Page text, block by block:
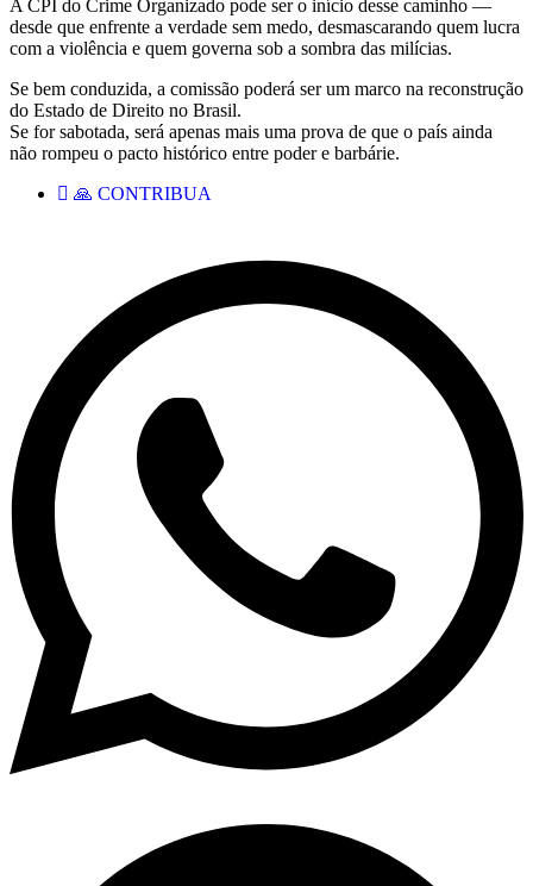
A CPI do Crime Organizado pode ser o início desse caminho —
desde que enfrente a verdade sem medo, desmascarando quem lucra
com a violência e quem governa sob a sombra das milícias.
Se bem conduzida, a comissão poderá ser um marco na reconstrução
do Estado de Direito no Brasil.
Se for sabotada, será apenas mais uma prova de que o país ainda
não rompeu o pacto histórico entre poder e barbárie.
🙏 CONTRIBUA